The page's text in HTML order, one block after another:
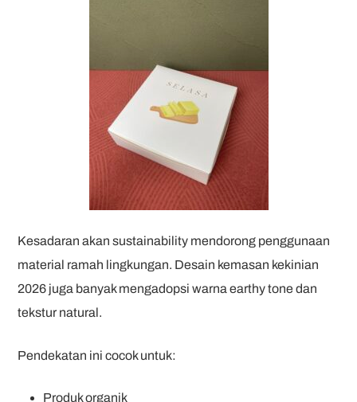
Kesadaran akan sustainability mendorong penggunaan
material ramah lingkungan. Desain kemasan kekinian
2026 juga banyak mengadopsi warna earthy tone dan
tekstur natural.
Pendekatan ini cocok untuk:
Produk organik